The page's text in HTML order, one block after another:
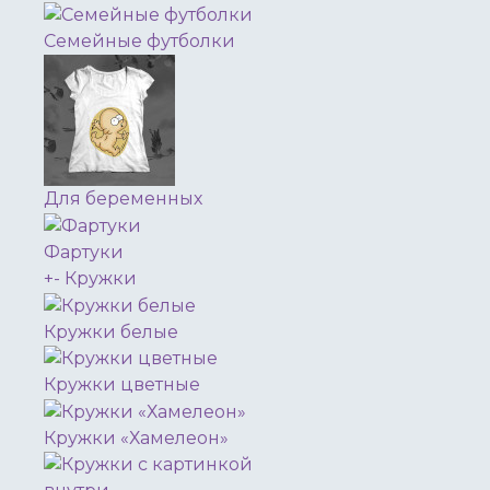
Семейные футболки
Для беременных
Фартуки
+- Кружки
Кружки белые
Кружки цветные
Кружки «Хамелеон»